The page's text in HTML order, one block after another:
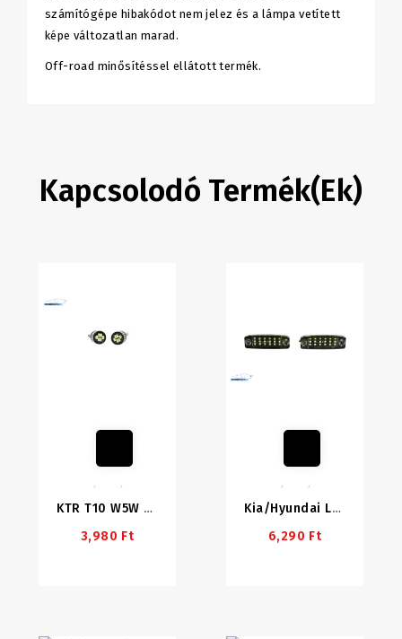
számítógépe hibakódot nem jelez és a lámpa vetített
képe változatlan marad.
Off-road minősítéssel ellátott termék.
Kapcsolodó Termék(ek)
KTR T10 W5W LED
3,980 Ft
Kia/Hyundai LED Rendszámvilágítás Foglalattal
6,290 Ft